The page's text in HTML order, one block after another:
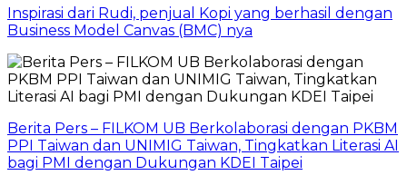
Inspirasi dari Rudi, penjual Kopi yang berhasil dengan
Business Model Canvas (BMC) nya
Berita Pers – FILKOM UB Berkolaborasi dengan PKBM
PPI Taiwan dan UNIMIG Taiwan, Tingkatkan Literasi AI
bagi PMI dengan Dukungan KDEI Taipei